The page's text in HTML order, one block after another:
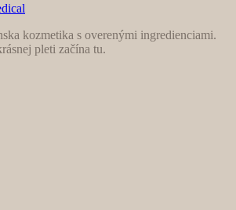
kozmetika s overenými ingredienciami.
pleti začína tu.